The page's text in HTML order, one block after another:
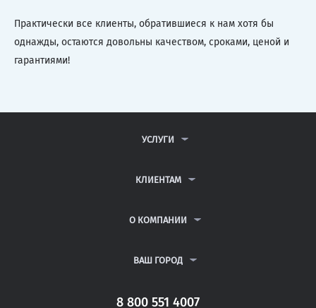
Практически все клиенты, обратившиеся к нам хотя бы
однажды, остаются довольны качеством, сроками, ценой и
гарантиями!
УСЛУГИ
ДИПЛОМНЫЕ РАБОТЫ
РЕФЕРАТЫ
КЛИЕНТАМ
ВОПРОСЫ И ОТВЕТЫ
ПОЛИТИКА КОНФИДЕНЦИАЛЬНОСТИ
О КОМПАНИИ
КОНТАКТЫ
ВАШ ГОРОД
САНКТ-ПЕТЕРБУРГ
8 800 551 4007